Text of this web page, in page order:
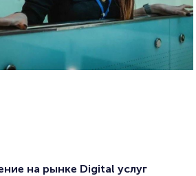
на рынке Digital услуг